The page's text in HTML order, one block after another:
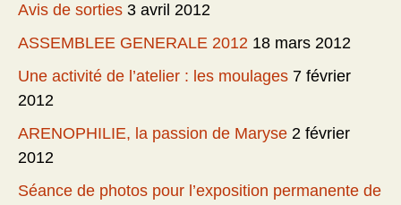
Avis de sorties 3 avril 2012
ASSEMBLEE GENERALE 2012 18 mars 2012
Une activité de l’atelier : les moulages 7 février
2012
ARENOPHILIE, la passion de Maryse 2 février
2012
Séance de photos pour l’exposition permanente de